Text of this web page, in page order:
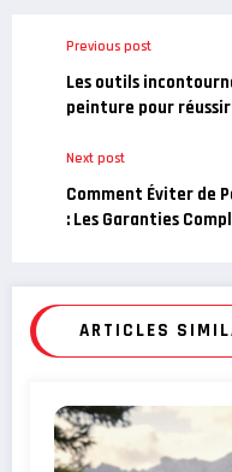
Previous post
Les outils
peinture pour
Next post
Comment Éviter de
: Les Garanties
ARTICLES